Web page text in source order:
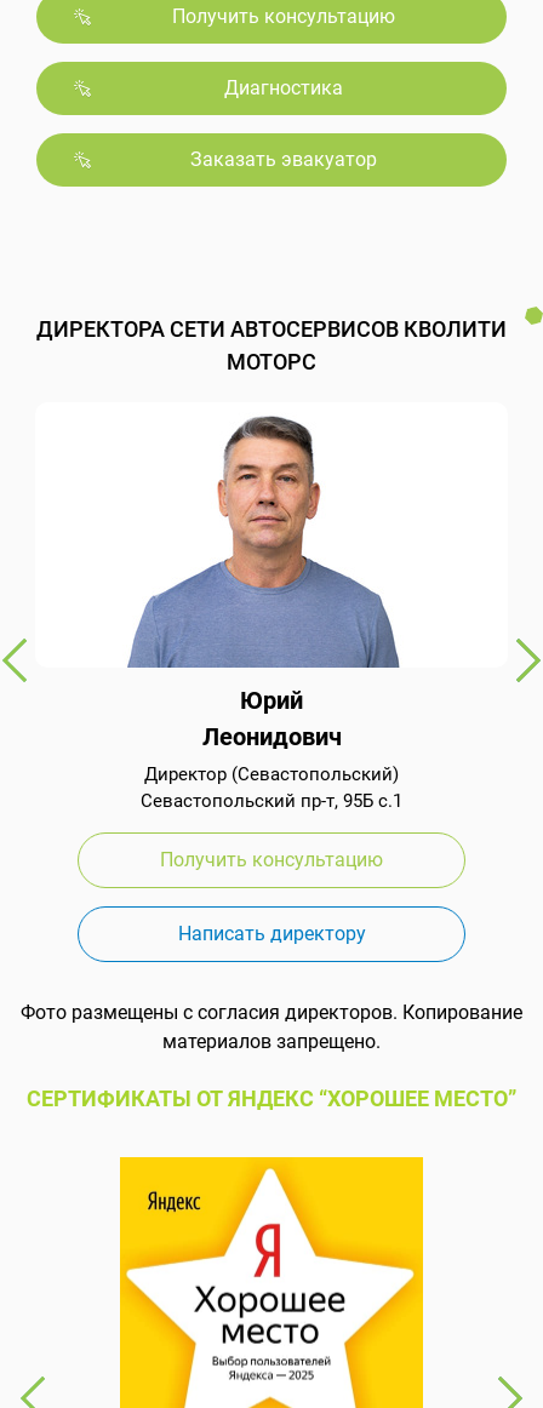
Получить консультацию
Диагностика
Заказать эвакуатор
ДИРЕКТОРА СЕТИ АВТОСЕРВИСОВ КВОЛИТИ
МОТОРС
Юрий
Леонидович
Директор (Севастопольский)
Севастопольский пр-т, 95Б с.1
Получить консультацию
Написать директору
Фото размещены с согласия директоров. Копирование
материалов запрещено.
СЕРТИФИКАТЫ ОТ ЯНДЕКС “ХОРОШЕЕ МЕСТО”